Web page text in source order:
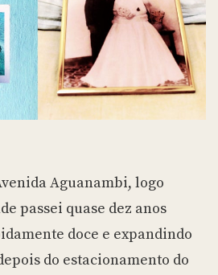
Aguanambi, logo
passei quase dez anos
doce e expandindo
do estacionamento do